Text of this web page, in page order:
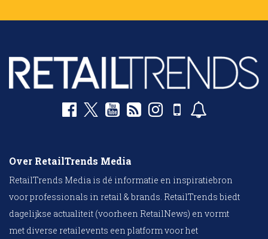
Over RetailTrends Media
RetailTrends Media is dé informatie en inspiratiebron
voor professionals in retail & brands. RetailTrends biedt
dagelijkse actualiteit (voorheen RetailNews) en vormt
met diverse retailevents een platform voor het